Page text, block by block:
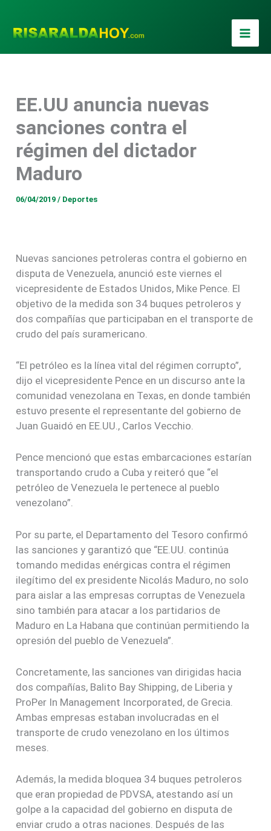
contenido
EE.UU anuncia nuevas
sanciones contra el
régimen del dictador
Maduro
06/04/2019/ Deportes
Nuevas sanciones petroleras contra el gobierno en
disputa de Venezuela, anunció este viernes el
vicepresidente de Estados Unidos, Mike Pence. El
objetivo de la medida son 34 buques petroleros y
dos compañías que participaban en el transporte de
crudo del país suramericano.
“El petróleo es la línea vital del régimen corrupto”,
dijo el vicepresidente Pence en un discurso ante la
comunidad venezolana en Texas, en donde también
estuvo presente el representante del gobierno de
Juan Guaidó en EE.UU., Carlos Vecchio.
Pence mencionó que estas embarcaciones estarían
transportando crudo a Cuba y reiteró que “el
petróleo de Venezuela le pertenece al pueblo
venezolano”.
Por su parte, el Departamento del Tesoro confirmó
las sanciones y garantizó que “EE.UU. continúa
tomando medidas enérgicas contra el régimen
ilegítimo del ex presidente Nicolás Maduro, no solo
para aislar a las empresas corruptas de Venezuela
sino también para atacar a los partidarios de
Maduro en La Habana que continúan permitiendo la
opresión del pueblo de Venezuela”.
Concretamente, las sanciones van dirigidas hacia
dos compañías, Balito Bay Shipping, de Liberia y
ProPer In Management Incorporated, de Grecia.
Ambas empresas estaban involucradas en el
transporte de crudo venezolano en los últimos
meses.
Además, la medida bloquea 34 buques petroleros
que eran propiedad de PDVSA, atestando así un
golpe a la capacidad del gobierno en disputa de
enviar crudo a otras naciones. Después de las